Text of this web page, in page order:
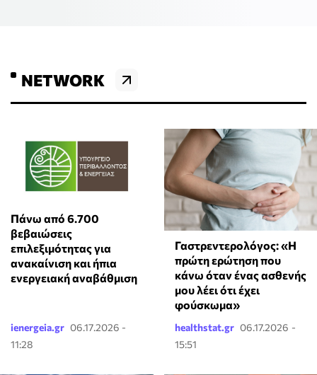
NETWORK
Πάνω από 6.700
βεβαιώσεις
επιλεξιμότητας για
ανακαίνιση και ήπια
ενεργειακή αναβάθμιση
ienergeia.gr 06.17.2026 -
11:28
Γαστρεντερολόγος: «Η
πρώτη ερώτηση που
κάνω όταν ένας ασθενής
μου λέει ότι έχει
φούσκωμα»
healthstat.gr 06.17.2026 -
15:51